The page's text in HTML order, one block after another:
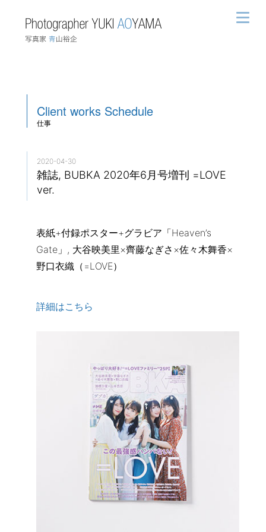
Client works Schedule
仕事
2020-04-30
雑誌, BUBKA 2020年6月号増刊 =LOVE
ver.
表紙+付録ポスター+グラビア「Heaven’s
Gate」, 大谷映美里×齊藤なぎさ×佐々木舞香×
野口衣織（=LOVE）
詳細はこちら